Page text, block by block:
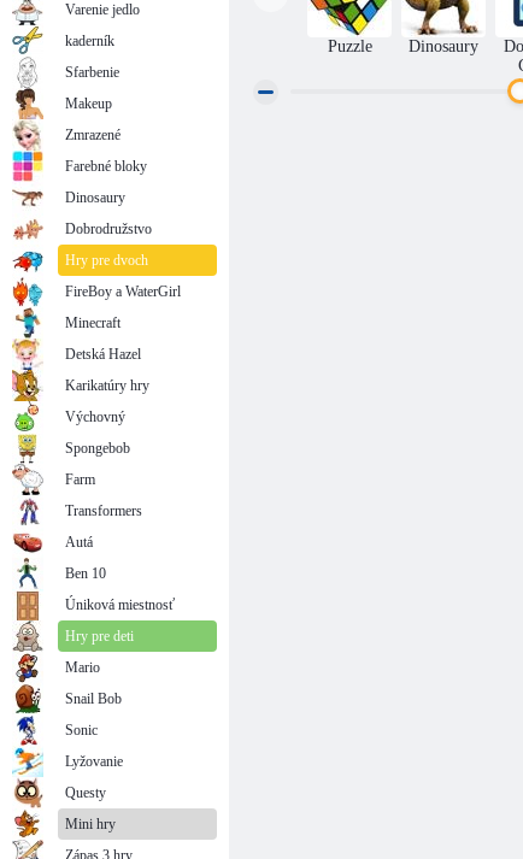
Puzzle Dinosaury
Varenie jedlo
kaderník
Sfarbenie
Makeup
Zmrazené
Farebné bloky
Dinosaury
Dobrodružstvo
Hry pre dvoch
FireBoy a WaterGirl
Minecraft
Detská Hazel
Karikatúry hry
Výchovný
Spongebob
Farm
Transformers
Autá
Ben 10
Úniková miestnosť
Hry pre deti
Mario
Snail Bob
Sonic
Lyžovanie
Questy
Mini hry
Zápas 3 hry